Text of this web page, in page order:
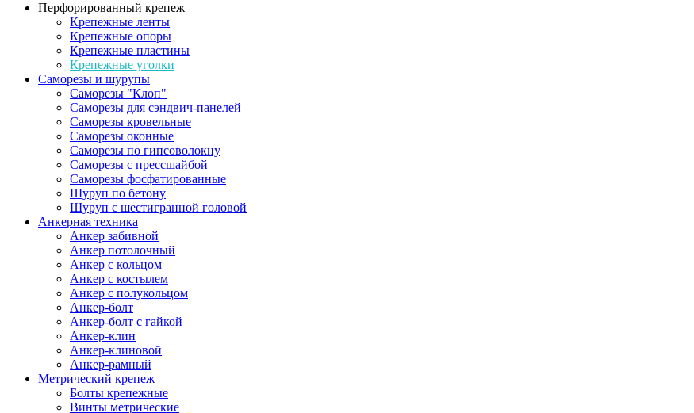
Перфорированный крепеж
Крепежные ленты
Крепежные опоры
Крепежные пластины
Крепежные уголки
Саморезы и шурупы
Саморезы "Клоп"
Саморезы для сэндвич-панелей
Саморезы кровельные
Саморезы оконные
Саморезы по гипсоволокну
Саморезы с прессшайбой
Саморезы фосфатированные
Шуруп по бетону
Шуруп с шестигранной головой
Анкерная техника
Анкер забивной
Анкер потолочный
Анкер с кольцом
Анкер с костылем
Анкер с полукольцом
Анкер-болт
Анкер-болт с гайкой
Анкер-клин
Анкер-клиновой
Анкер-рамный
Метрический крепеж
Болты крепежные
Винты метрические